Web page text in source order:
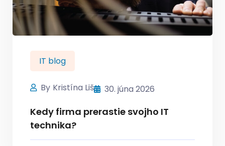
IT blog
By Kristína Liš 30. júna 2026
Kedy firma prerastie svojho IT
technika?